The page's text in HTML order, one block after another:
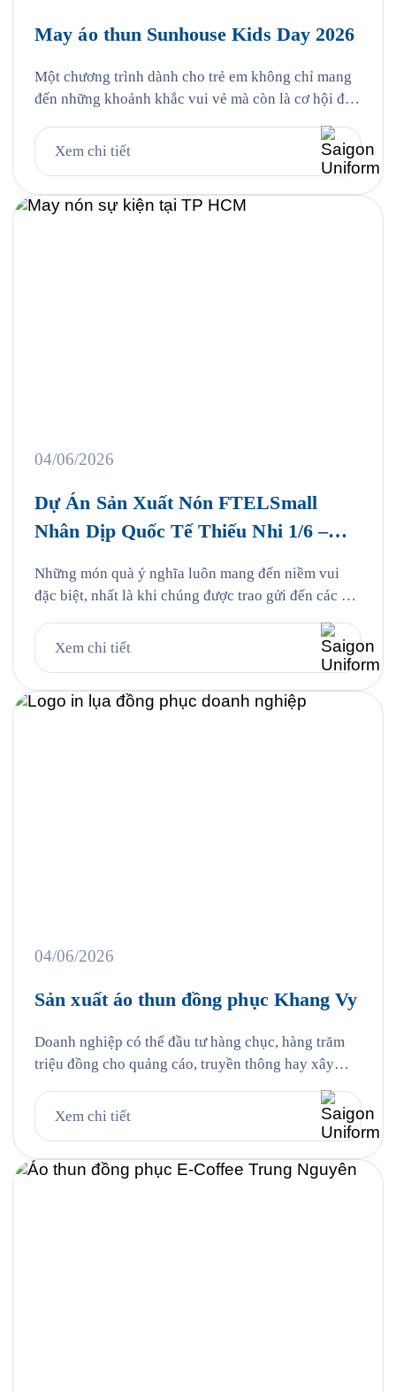
May áo thun Sunhouse Kids Day 2026
Một chương trình dành cho trẻ em không chỉ mang
đến những khoảnh khắc vui vẻ mà còn là cơ hội để
kế đồng phục ấn tượng. Đồng hành cùng sự kiện
SUNHOUSE KIDS DAY 2026, Saigon Uniform tự
Xem chi tiết
04/06/2026
Dự Án Sản Xuất Nón FTELSmall
Nhân Dịp Quốc Tế Thiếu Nhi 1/6 –
Những món quà ý nghĩa luôn mang đến niềm vui
đặc biệt, nhất là khi chúng được trao gửi đến các em
dịp Quốc tế Thiếu nhi 1/6, Saigon Uniform rất vinh
dự được đồng hành cùng FPT Telecom trong dự án
Xem chi tiết
04/06/2026
Sản xuất áo thun đồng phục Khang Vy
Doanh nghiệp có thể đầu tư hàng chục, hàng trăm
triệu đồng cho quảng cáo, truyền thông hay xây
khách hàng nhớ đến lại đến từ những chi tiết gần
gũi nhất, đó chính là hình ảnh đội ngũ nhân sự
Xem chi tiết